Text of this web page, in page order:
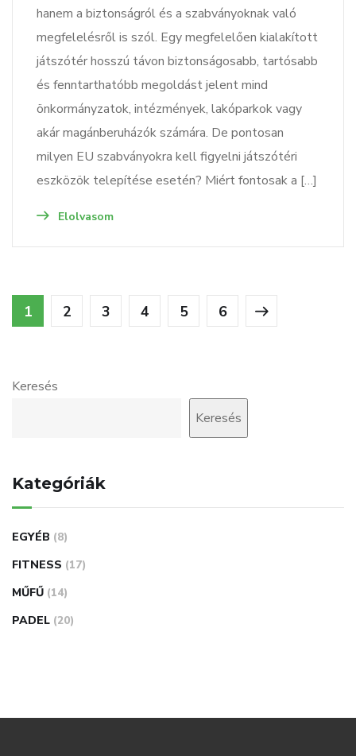
hanem a biztonságról és a szabványoknak való
megfelelésről is szól. Egy megfelelően kialakított
játszótér hosszú távon biztonságosabb, tartósabb
és fenntarthatóbb megoldást jelent mind
önkormányzatok, intézmények, lakóparkok vagy
akár magánberuházók számára. De pontosan
milyen EU szabványokra kell figyelni játszótéri
eszközök telepítése esetén? Miért fontosak a […]
Elolvasom
1 2 3 4 5 6
Keresés
Keresés
Kategóriák
EGYÉB (8)
FITNESS (17)
MŰFŰ (14)
PADEL (20)